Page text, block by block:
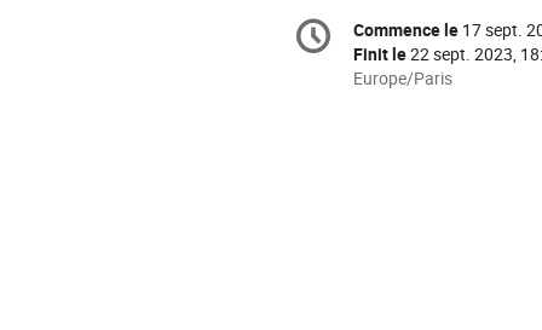
Information
de
Date/Heure
Commence le 17 sept.
Finit le22 sept. 2023,
Toutes
Europe/Paris